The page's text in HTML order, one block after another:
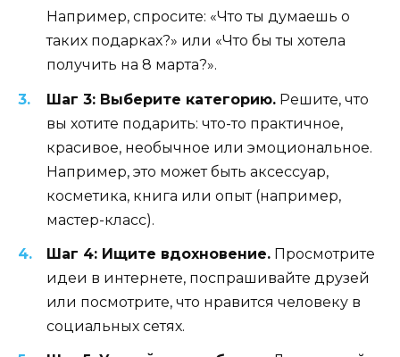
Например, спросите: «Что ты думаешь о
таких подарках?» или «Что бы ты хотела
получить на 8 марта?».
Шаг 3: Выберите категорию. Решите, что
вы хотите подарить: что-то практичное,
красивое, необычное или эмоциональное.
Например, это может быть аксессуар,
косметика, книга или опыт (например,
мастер-класс).
Шаг 4: Ищите вдохновение. Просмотрите
идеи в интернете, поспрашивайте друзей
или посмотрите, что нравится человеку в
социальных сетях.